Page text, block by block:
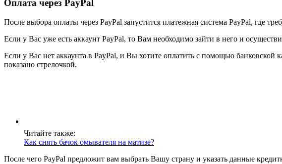
Оплата через PayPal
После выбора оплаты через PayPal запустится платежная система PayPal, где
Если у Вас уже есть аккаунт PayPal, то Вам необходимо зайти в него и
Если у Вас нет аккаунта в PayPal, и Вы хотите оплатить с помощью
показано стрелочкой.
Читайте также:
Как снять бачок омывателя на матизе?
После чего PayPal предложит вам выбрать Вашу страну и указать данные